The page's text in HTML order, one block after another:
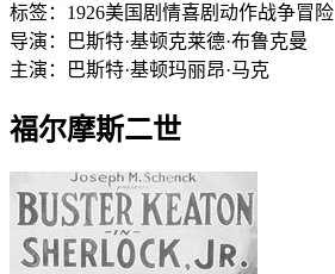
标签： 1926美国 剧情喜剧 动作战争冒险
导演：
巴斯特·基顿克莱德·布鲁克曼
主演：
巴斯特·基顿玛丽昂·马克
福尔摩斯二世